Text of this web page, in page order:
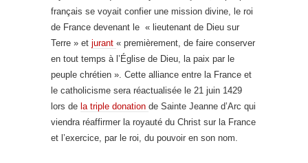
français se voyait confier une mission divine, le roi
de France devenant le « lieutenant de Dieu sur
Terre » et jurant « premièrement, de faire conserver
en tout temps à l’Église de Dieu, la paix par le
peuple chrétien ». Cette alliance entre la France et
le catholicisme sera réactualisée le 21 juin 1429
lors de la triple donation de Sainte Jeanne d’Arc qui
viendra réaffirmer la royauté du Christ sur la France
et l’exercice, par le roi, du pouvoir en son nom.